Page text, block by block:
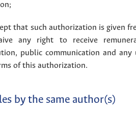
that such authorization is given
any right to receive
public communication and any
of this authorization.
by the same author(s)